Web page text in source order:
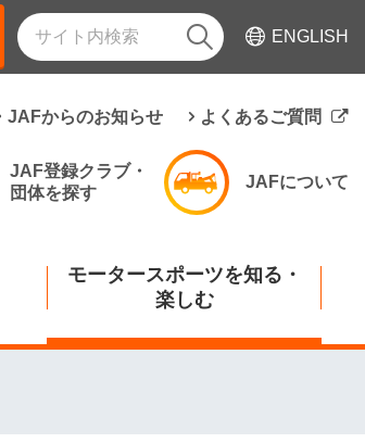
ENGLISH
JAFからのお知らせ よくあるご質問
JAF登録クラブ・
団体を探す
JAFについて
モータースポーツを知る・
楽しむ